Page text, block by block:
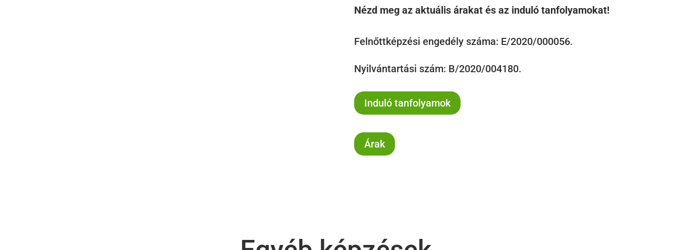
Nézd meg az aktuális árakat és az induló tanfolyamokat!
Felnőttképzési engedély száma: E/2020/000056.
Nyilvántartási szám: B/2020/004180.
Induló tanfolyamok
Árak